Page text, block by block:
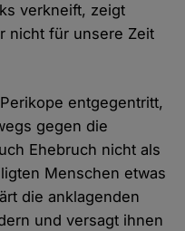
verkneift, zeigt
nicht für unsere Zeit
entgegentritt,
gegen die
Ehebruch nicht als
Menschen etwas
die anklagenden
und versagt ihnen